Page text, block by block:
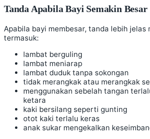
Tanda Apabila Bayi Semakin Besar
Apabila bayi membesar, tanda lebih jelas
termasuk:
lambat berguling
lambat meniarap
lambat duduk tanpa sokongan
tidak merangkak atau merangkak
menggunakan sebelah tangan
ketara
kaki bersilang seperti gunting
otot kaki terlalu keras
anak sukar mengekalkan